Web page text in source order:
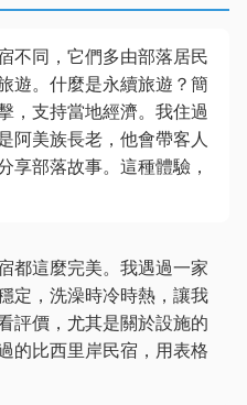
不同，它們多由部落居民
遊。什麼是永續旅遊？簡
，支持當地經濟。我住過
阿美族長老，他會帶客人
享部落故事。這種體驗，
都這麼完美。我遇過一家
定，洗澡時冷時熱，讓我
評價，尤其是關於設施的
的比西里岸民宿，用表格